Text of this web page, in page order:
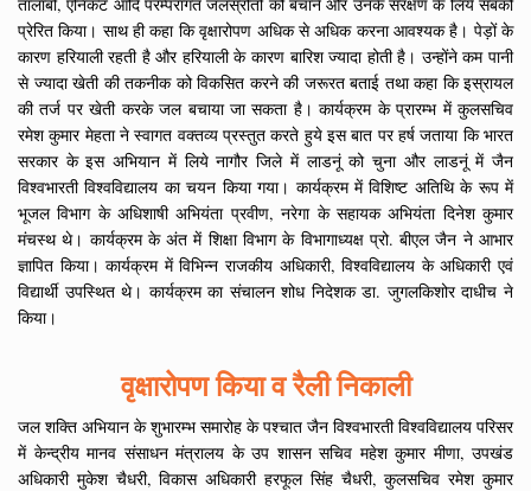
प्रेरित किया। साथ ही कहा कि वृक्षारोपण अधिक से अधिक करना आवश्यक है। पेड़ों के
कारण हरियाली रहती है और हरियाली के कारण बारिश ज्यादा होती है। उन्होंने कम पानी
से ज्यादा खेती की तकनीक को विकसित करने की जरूरत बताई तथा कहा कि इस्रायल
की तर्ज पर खेती करके जल बचाया जा सकता है। कार्यक्रम के प्रारम्भ में कुलसचिव
रमेश कुमार मेहता ने स्वागत वक्तव्य प्रस्तुत करते हुये इस बात पर हर्ष जताया कि भारत
सरकार के इस अभियान में लिये नागौर जिले में लाडनूं को चुना और लाडनूं में जैन
विश्वभारती विश्वविद्यालय का चयन किया गया। कार्यक्रम में विशिष्ट अतिथि के रूप में
भूजल विभाग के अधिशाषी अभियंता प्रवीण, नरेगा के सहायक अभियंता दिनेश कुमार
मंचस्थ थे। कार्यक्रम के अंत में शिक्षा विभाग के विभागाध्यक्ष प्रो. बीएल जैन ने आभार
ज्ञापित किया। कार्यक्रम में विभिन्न राजकीय अधिकारी, विश्वविद्यालय के अधिकारी एवं
विद्यार्थी उपस्थित थे। कार्यक्रम का संचालन शोध निदेशक डा. जुगलकिशोर दाधीच ने
किया।
वृक्षारोपण किया व रैली निकाली
जल शक्ति अभियान के शुभारम्भ समारोह के पश्चात जैन विश्वभारती विश्वविद्यालय परिसर
में केन्द्रीय मानव संसाधन मंत्रालय के उप शासन सचिव महेश कुमार मीणा, उपखंड
अधिकारी मुकेश चैधरी, विकास अधिकारी हरफूल सिंह चैधरी, कुलसचिव रमेश कुमार